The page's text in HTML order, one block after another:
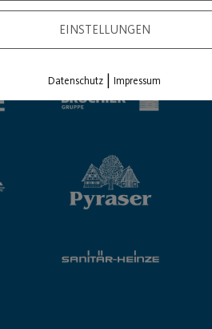
EINSTELLUNGEN
Datenschutz |Impressum